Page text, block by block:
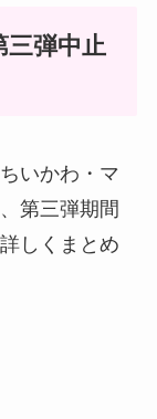
三弾中止
いかわ・マ
第三弾期間
しくまとめ